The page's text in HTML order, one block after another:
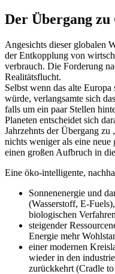
Der Übergang
Angesichts dieser globalen
der Entkopplung von
ver­brauch. Die Forderung
Realitätsflucht.
Selbst wenn das alte
würde, verlang­samte sich
falls um ein paar Stellen
Planeten entscheidet sich
Jahrzehnts der Übergang
nichts weniger als eine
einen großen Aufbruch in
Eine öko-intel­li­gente,
Sonnen­en­ergie und
(Wasser­stoff,
biolo­gi­schen
steigender
Energie mehr
einer modernen
wieder in den
zurück­kehrt (Cradle